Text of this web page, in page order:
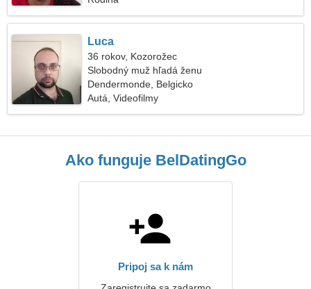
Luca
36 rokov, Kozorožec
Slobodný muž hľadá ženu
Dendermonde, Belgicko
Autá, Videofilmy
Ako funguje BelDatingGo
Pripoj sa k nám